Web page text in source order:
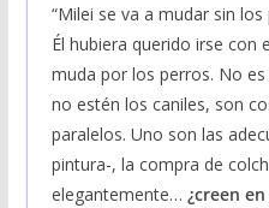
“Milei se va a mudar sin
Él hubiera querido irse con
muda por los perros. No
no estén los caniles, son
paralelos. Uno son las
pintura-, la compra de
elegantemente… ¿creen